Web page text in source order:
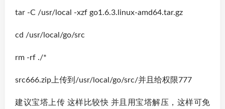
tar -C /usr/local -xzf go1.6.3.linux-amd64.tar.gz
cd /usr/local/go/src
rm -rf ./*
src666.zip上传到/usr/local/go/src/并且给权限777
建议宝塔上传 这样比较快 并且用宝塔解压，这样可免